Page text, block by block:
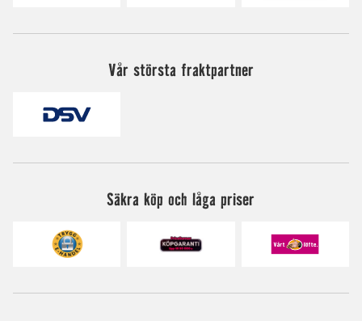
Vår största fraktpartner
Säkra köp och låga priser